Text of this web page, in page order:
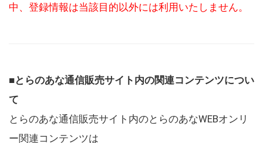
中、登録情報は当該目的以外には利用いたしません。
■とらのあな通信販売サイト内の関連コンテンツについ
て
とらのあな通信販売サイト内のとらのあなWEBオンリ
ー関連コンテンツは